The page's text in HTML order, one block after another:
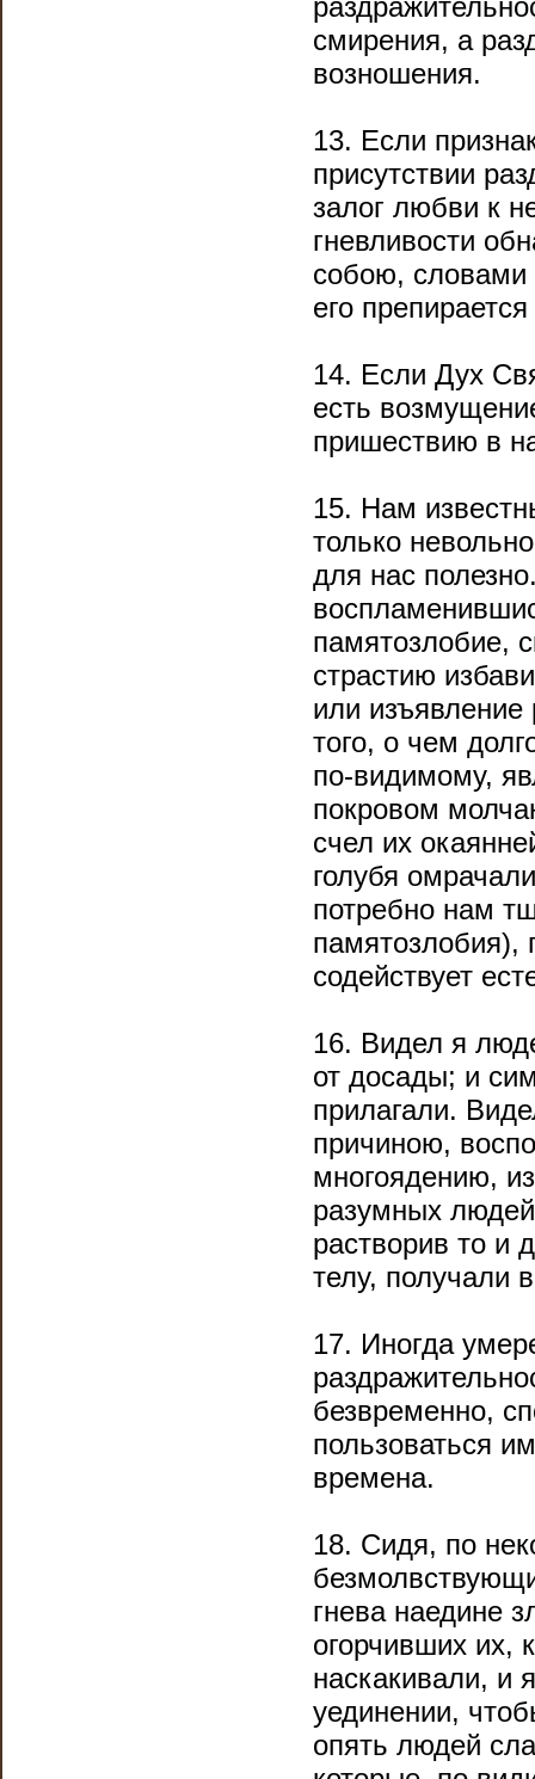
смирения, а
возношения.
13. Если
присутствии
залог любви к
гневливости
собою, словами
его
14. Если Дух
есть
пришествию в
15. Нам
только
для нас
памятозлобие,
страстию
или изъявление
того, о чем
по-видимому,
покровом
счел их
голубя
потребно нам
памятозлобия),
содействует
16. Видел я
от досады; и
прилагали.
причиною,
многоядению,
разумных
растворив то и
телу, получали
17. Иногда
безвременно,
пользоваться
времена.
18. Сидя, по
гнева наедине
огорчивших их,
наскакивали, и
уединении,
опять людей